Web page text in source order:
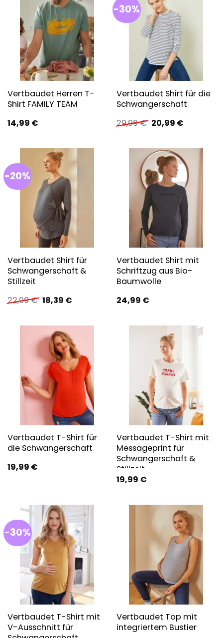
Vertbaudet Herren T-
Shirt FAMILY TEAM
14,99 €
-30%
Vertbaudet Shirt für die
Schwangerschaft
29,99€ Ursprünglicher
Preis
29,99 €
20,99 €Aktueller
20,99 €.
-20%
Vertbaudet Shirt für
Schwangerschaft &
Stillzeit
22,99€ Ursprünglicher
Preis
22,99 €
18,39 €Aktueller
18,39 €.
Vertbaudet Shirt mit
Schriftzug aus Bio-
Baumwolle
24,99 €
Vertbaudet T-Shirt für
die Schwangerschaft
19,99 €
Vertbaudet T-Shirt mit
Messageprint für
Schwangerschaft &
Stillzeit
19,99 €
-30%
Vertbaudet T-Shirt mit
V-Ausschnitt für
Vertbaudet Top mit
integriertem Bustier